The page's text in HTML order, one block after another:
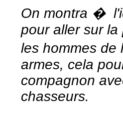
On montra �
pour aller sur la
les hommes
armes, cela
compagnon
chasseurs.